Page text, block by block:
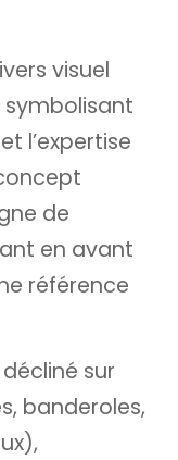
visuel
symbolisant
l’expertise
de
en avant
référence
sur
banderoles,